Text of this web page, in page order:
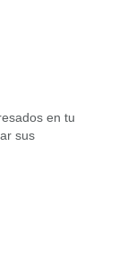
en tu
sus